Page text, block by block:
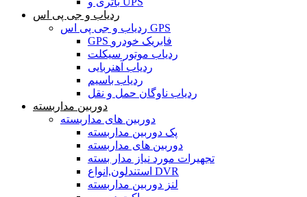
ردیاب و جی پی اس
ردیاب و جی پی اس GPS
GPS فابریک خودرو
ردیاب موتور سیکلت
ردیاب آهنربایی
ردیاب باسیم
ردیاب ناوگان حمل و نقل
دوربین مداربسته
دوربین های مداربسته
پک دوربین مداربسته
دوربین های مداربسته
تجهیرات مورد نیاز مدار بسته
استندلون,انواع DVR
لنز دوربین مداربسته